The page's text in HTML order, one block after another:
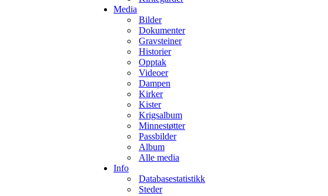
Media
Bilder
Dokumenter
Gravsteiner
Historier
Opptak
Videoer
Dampen
Kirker
Kister
Krigsalbum
Minnestøtter
Passbilder
Album
Alle media
Info
Databasestatistikk
Steder